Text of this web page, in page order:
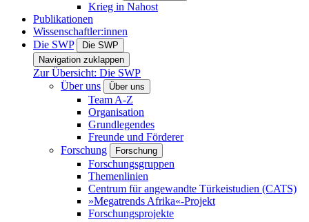
Krieg in Nahost
Publikationen
Wissenschaftler:innen
Die SWP
Die SWP
Navigation zuklappen
Zur Übersicht: Die SWP
Über uns
Über uns
Team A-Z
Organisation
Grundlegendes
Freunde und Förderer
Forschung
Forschung
Forschungsgruppen
Themenlinien
Centrum für angewandte Türkeistudien (CATS)
»Megatrends Afrika«-Projekt
Forschungsprojekte